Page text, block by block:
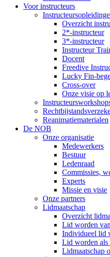
Voor instructeurs
Overzicht
2*-instructeur
3*-instructeur
Instructeur
Docent
Freedive
Lucky Fin-
Cross-over
Onze visie op
Reanimatiematerialen
De NOB
Onze organisatie
Medewerkers
Bestuur
Ledenraad
Commissies,
Experts
Missie en visie
Onze partners
Lidmaatschap
Overzicht
Lid worden
Individueel lid
Lid worden
Lidmaatschap